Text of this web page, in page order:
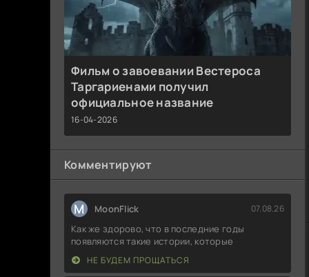
Фильм о завоевании Вестероса
Таргариенами получил
официальное название
16-04-2026
Комментируют
M MoonFlick 07.08.26
Как же здорово, что в последние годы
появляются такие истории, которые
НЕ БУДЕМ ПРОЩАТЬСЯ